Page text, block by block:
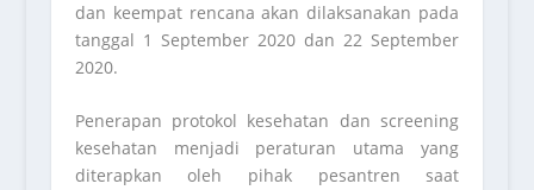
dan keempat rencana akan dilaksanakan pada
tanggal 1 September 2020 dan 22 September
2020.
Penerapan protokol kesehatan dan screening
kesehatan menjadi peraturan utama yang
diterapkan oleh pihak pesantren saat